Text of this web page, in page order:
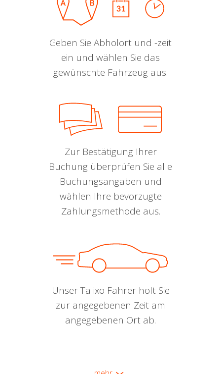
Geben Sie Abholort und -zeit
ein und wählen Sie das
gewünschte Fahrzeug aus.
Zur Bestätigung Ihrer
Buchung überprüfen Sie alle
Buchungsangaben und
wählen Ihre bevorzugte
Zahlungsmethode aus.
Unser Talixo Fahrer holt Sie
zur angegebenen Zeit am
angegebenen Ort ab.